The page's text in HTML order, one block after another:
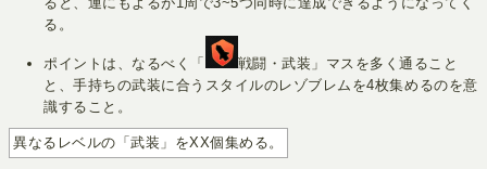
る。
ポイントは、なるべく「
戦闘・武装」マスを多く通ること
と、手持ちの武装に合うスタイルのレゾブレムを4枚集めるのを意
識すること。
異なるレベルの「武装」をXX個集める。